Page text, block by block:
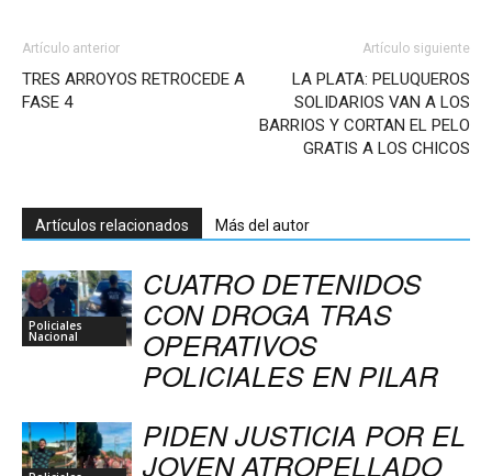
Artículo anterior
TRES ARROYOS RETROCEDE A
FASE 4
Artículo siguiente
LA PLATA: PELUQUEROS
SOLIDARIOS VAN A LOS
BARRIOS Y CORTAN EL PELO
GRATIS A LOS CHICOS
Artículos relacionados Más del autor
Policiales
Nacional
CUATRO DETENIDOS
CON DROGA TRAS
OPERATIVOS
POLICIALES EN PILAR
PIDEN JUSTICIA POR EL
JOVEN ATROPELLADO